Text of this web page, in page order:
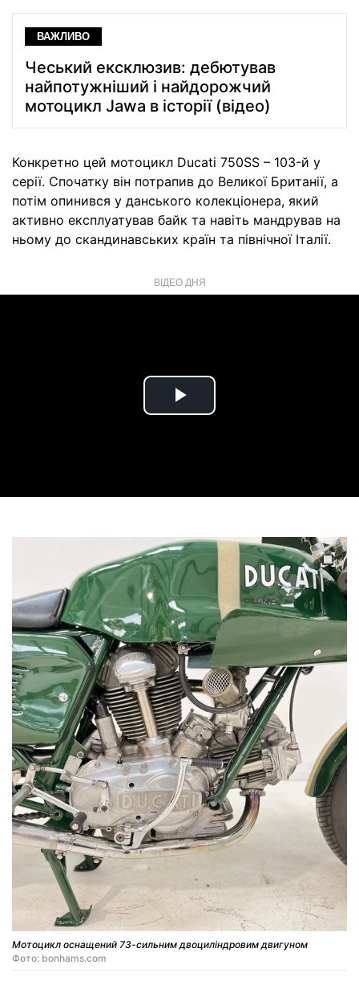
ВАЖЛИВО
Чеський ексклюзив: дебютував
найпотужніший і найдорожчий
мотоцикл Jawa в історії (відео)
Конкретно цей мотоцикл Ducati 750SS – 103-й у
серії. Спочатку він потрапив до Великої Британії, а
потім опинився у данського колекціонера, який
активно експлуатував байк та навіть мандрував на
ньому до скандинавських країн та північної Італії.
ВІДЕО ДНЯ
Play
Мотоцикл оснащений 73-сильним двоциліндровим двигуном
Фото: bonhams.com